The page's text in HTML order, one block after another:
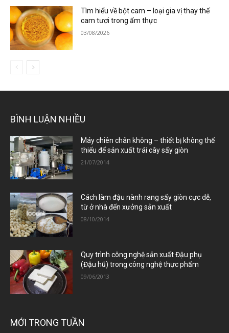
Tìm hiểu về bột cam – loại gia vị thay thế
cam tươi trong ẩm thực
03/08/2026
BÌNH LUẬN NHIỀU
Máy chiên chân không – thiết bị không thể
thiếu để sản xuất trái cây sấy giòn
21/07/2014
Cách làm đậu nành rang sấy giòn cực dễ,
từ ở nhà đến xưởng sản xuất
08/10/2014
Quy trình công nghệ sản xuất Đậu phụ
(Đậu hũ) trong công nghệ thực phẩm
09/06/2013
MỚI TRONG TUẦN